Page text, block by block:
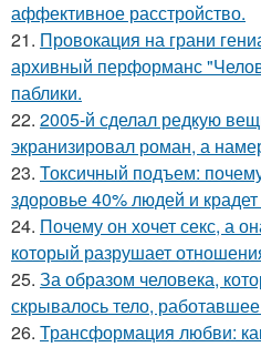
аффективное расстройство.
21. Провокация на грани
архивный перформанс
паблики.
22. 2005-й сделал редкую
экранизировал роман, а
23. Токсичный подъем:
здоровье 40% людей и
24. Почему он хочет секс, а
который разрушает
25. За образом человека,
скрывалось тело,
26. Трансформация любви: